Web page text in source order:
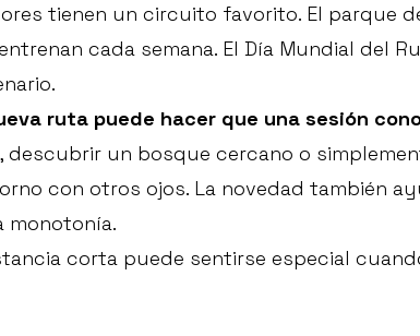
tienen un circuito favorito. El parque
cada semana. El Día Mundial del
ruta puede hacer que una sesión
descubrir un bosque cercano o
con otros ojos. La novedad también
monotonía.
corta puede sentirse especial